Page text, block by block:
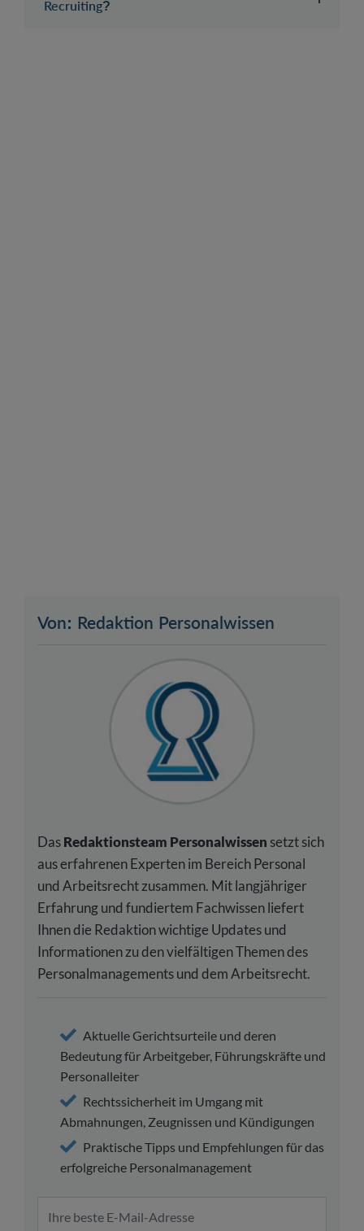
Recruiting?
Von: Redaktion Personalwissen
DasRedaktionsteam Personalwissen setzt sich
aus erfahrenen Experten im Bereich Personal
und Arbeitsrecht zusammen. Mit langjähriger
Erfahrung und fundiertem Fachwissen liefert
Ihnen die Redaktion wichtige Updates und
Informationen zu den vielfältigen Themen des
Personalmanagements und dem Arbeitsrecht.
Aktuelle Gerichtsurteile und deren
Bedeutung für Arbeitgeber, Führungskräfte und
Personalleiter
Rechtssicherheit im Umgang mit
Abmahnungen, Zeugnissen und Kündigungen
Praktische Tipps und Empfehlungen für das
erfolgreiche Personalmanagement